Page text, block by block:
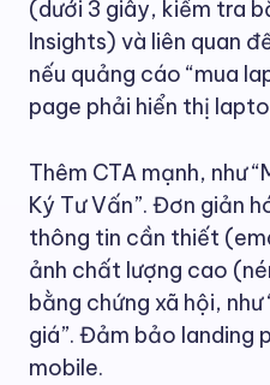
(dưới 3 giây, kiểm tra
Insights) và liên quan
nếu quảng cáo “mua
page phải hiển thị
Thêm CTA mạnh, như
Ký Tư Vấn”. Đơn giản
thông tin cần thiết
ảnh chất lượng cao
bằng chứng xã hội,
giá”. Đảm bảo landing
mobile.